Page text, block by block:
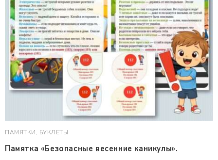
ПАМЯТКИ, БУКЛЕТЫ
Памятка «Безопасные весенние каникулы».